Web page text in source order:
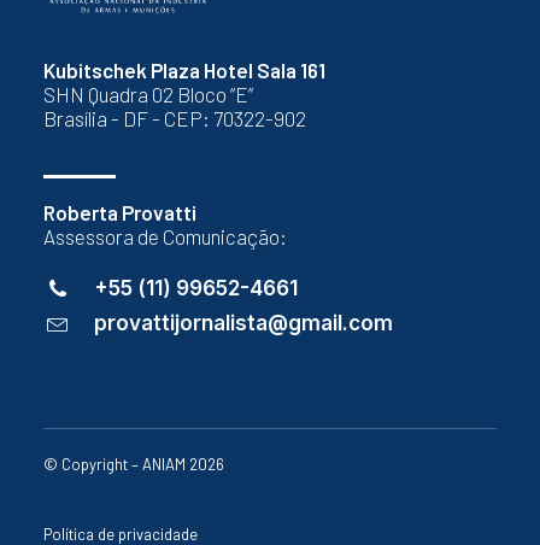
Kubitschek Plaza Hotel Sala 161
SHN Quadra 02 Bloco “E”
Brasília - DF - CEP: 70322-902
Roberta Provatti
Assessora de Comunicação:
+55 (11) 99652-4661
provattijornalista@gmail.com
© Copyright – ANIAM 2026
Política de privacidade